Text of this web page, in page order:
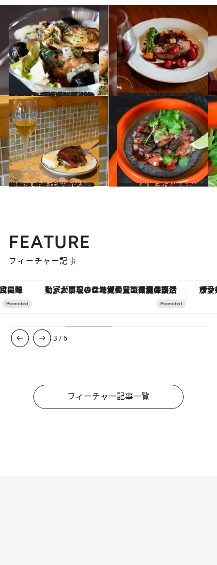
2023.12.19
【このシリーズを初めから読む】【鎌倉】着いたら朝から“泡と牡蠣” 朝のカヴァから夜のハイボールまで 一日何度も行きたくなるスープ＆バー
グルメ 2024.4.20
春を迎えた鎌倉のビストロで酔う イケおじの陽気で優しいサービスと イチゴ×鴨肉×赤ワインの組み合わせ
グルメ
2023.12.19
自然派ワイン激戦区【鎌倉】で 店主夫婦の笑顔と料理とデザート ワインを中心にカウンタートーク
グルメ 2023.12.19
日本酒とタコスとジャンルレス料理 初めての味を体験できて 心も癒やされるカウンター【鎌倉】
グルメ
FEATURE
フィーチャー記事
「大事なのは地域の意識を変えること」。ロレックス賞受賞の自然保護活動家が実現させたナイジェリアの自然環境の復活 ヴァシュロン・コンス
3 /6
フィーチャー記事一覧